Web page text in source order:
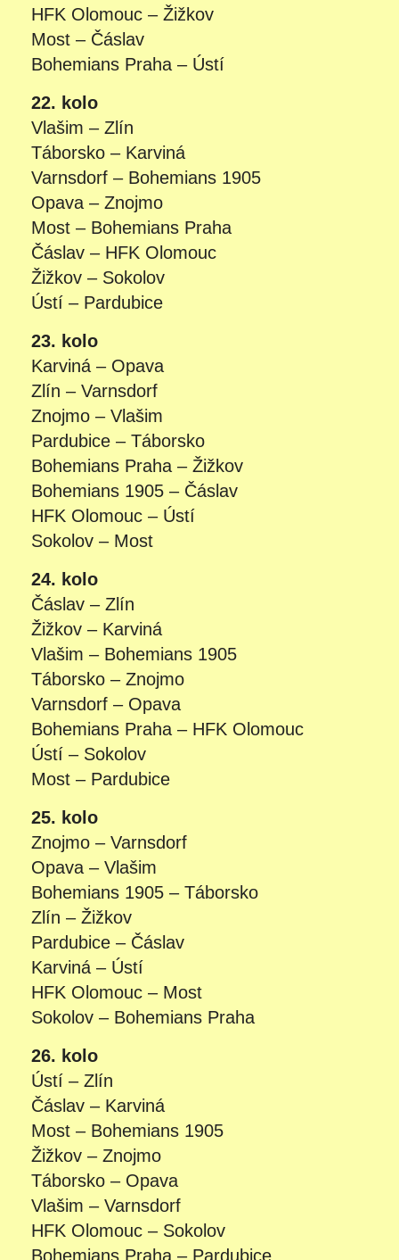
HFK Olomouc – Žižkov
Most – Čáslav
Bohemians Praha – Ústí
22. kolo
Vlašim – Zlín
Táborsko – Karviná
Varnsdorf – Bohemians 1905
Opava – Znojmo
Most – Bohemians Praha
Čáslav – HFK Olomouc
Žižkov – Sokolov
Ústí – Pardubice
23. kolo
Karviná – Opava
Zlín – Varnsdorf
Znojmo – Vlašim
Pardubice – Táborsko
Bohemians Praha – Žižkov
Bohemians 1905 – Čáslav
HFK Olomouc – Ústí
Sokolov – Most
24. kolo
Čáslav – Zlín
Žižkov – Karviná
Vlašim – Bohemians 1905
Táborsko – Znojmo
Varnsdorf – Opava
Bohemians Praha – HFK Olomouc
Ústí – Sokolov
Most – Pardubice
25. kolo
Znojmo – Varnsdorf
Opava – Vlašim
Bohemians 1905 – Táborsko
Zlín – Žižkov
Pardubice – Čáslav
Karviná – Ústí
HFK Olomouc – Most
Sokolov – Bohemians Praha
26. kolo
Ústí – Zlín
Čáslav – Karviná
Most – Bohemians 1905
Žižkov – Znojmo
Táborsko – Opava
Vlašim – Varnsdorf
HFK Olomouc – Sokolov
Bohemians Praha – Pardubice